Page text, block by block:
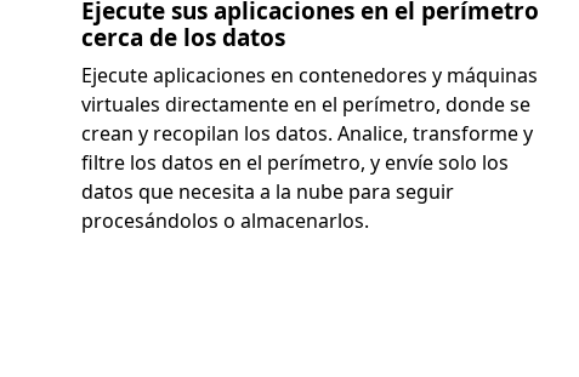
Ejecute sus aplicaciones en el perímetro
cerca de los datos
Ejecute aplicaciones en contenedores y máquinas
virtuales directamente en el perímetro, donde se
crean y recopilan los datos. Analice, transforme y
filtre los datos en el perímetro, y envíe solo los
datos que necesita a la nube para seguir
procesándolos o almacenarlos.